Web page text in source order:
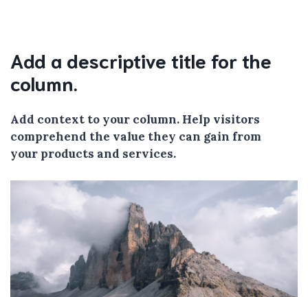
Add a descriptive title for the
column.
Add context to your column. Help visitors
comprehend the value they can gain from
your products and services.